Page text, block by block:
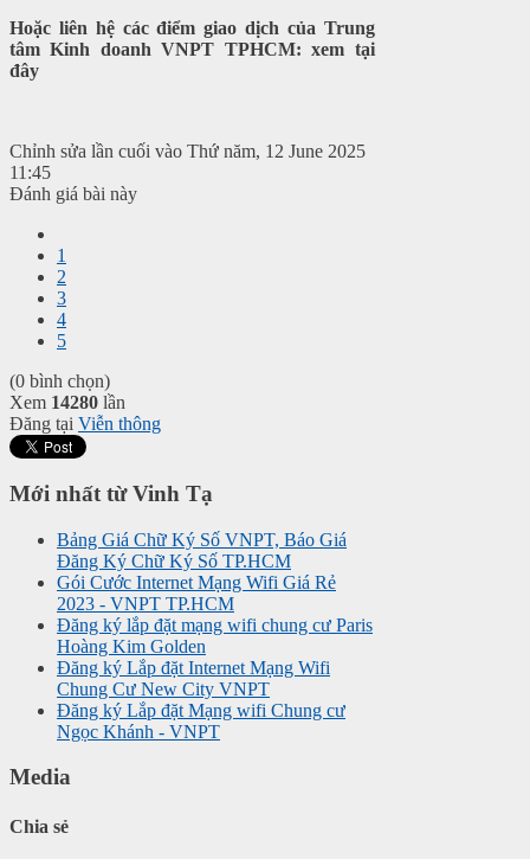
Hoặc liên hệ các điểm giao dịch của Trung
tâm Kinh doanh VNPT TPHCM: xem tại
đây
Chỉnh sửa lần cuối vào Thứ năm, 12 June 2025
11:45
Đánh giá bài này
1
2
3
4
5
(0 bình chọn)
Xem 14280 lần
Đăng tại Viễn thông
Mới nhất từ Vinh Tạ
Bảng Giá Chữ Ký Số VNPT, Báo Giá
Đăng Ký Chữ Ký Số TP.HCM
Gói Cước Internet Mạng Wifi Giá Rẻ
2023 - VNPT TP.HCM
Đăng ký lắp đặt mạng wifi chung cư Paris
Hoàng Kim Golden
Đăng ký Lắp đặt Internet Mạng Wifi
Chung Cư New City VNPT
Đăng ký Lắp đặt Mạng wifi Chung cư
Ngọc Khánh - VNPT
Media
Chia sẻ